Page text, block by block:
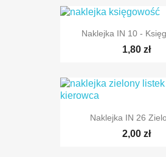
Naklejka IN 10 -
1,80 zł
Naklejka IN 26
2,00 zł